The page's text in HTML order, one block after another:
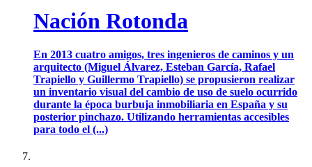
Nación Rotonda
En 2013 cuatro amigos, tres ingenieros de caminos y un
arquitecto (Miguel Álvarez, Esteban García, Rafael
Trapiello y Guillermo Trapiello) se propusieron realizar
un inventario visual del cambio de uso de suelo ocurrido
durante la época burbuja inmobiliaria en España y su
posterior pinchazo. Utilizando herramientas accesibles
para todo el (...)